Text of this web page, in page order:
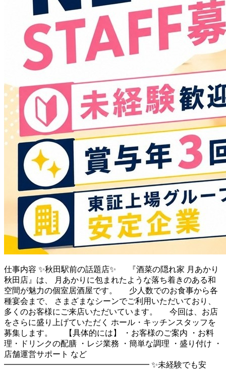
仕事内容 ✨秋田駅前の話題店✨ 『酒菜の隠れ家 月あかり
秋田店』は、 月あかりに包まれたような落ち着きのある和
空間が魅力の個室居酒屋です。 少人数でのお食事から各
種宴会まで、 さまざまなシーンでご利用いただいており、
多くのお客様にご来店いただいています。 今回は、お店
をさらに盛り上げていただく ホール・キッチンスタッフを
募集します。 【具体的には】 ・お客様のご案内 ・お料
理・ドリンクの配膳 ・レジ業務 ・簡単な調理 ・盛り付け ・
店舗運営サポート など
━━━━━━━━━━━━━━━━━━ ✨未経験でも安